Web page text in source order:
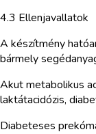
4.3 Ellenjavallatok
A készítmény
bármely
Akut metabolikus
laktátacidózis,
Diabeteses